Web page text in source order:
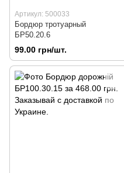
Артикул: 500033
Бордюр тротуарный
БР50.20.6
99.00 грн/шт.